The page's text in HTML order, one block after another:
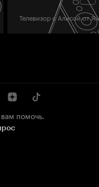
Телевизор с Алисой от
помочь.